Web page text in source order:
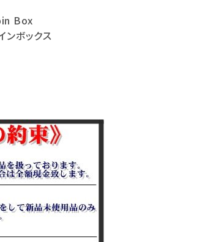
Box
ンボックス